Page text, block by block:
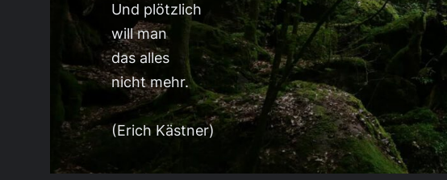
Und plötzlich
will man
das alles
nicht mehr.
(Erich Kästner)